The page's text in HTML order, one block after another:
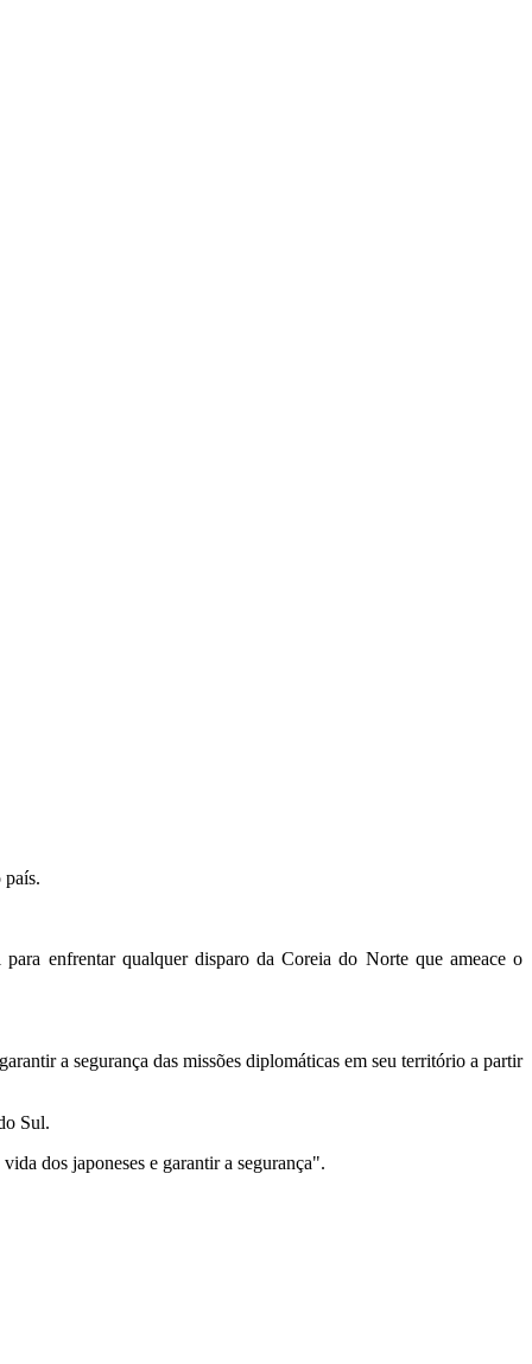
país.
enfrentar qualquer disparo da Coreia do Norte que ameace o
a segurança das missões diplomáticas em seu território a partir
Sul.
dos japoneses e garantir a segurança".